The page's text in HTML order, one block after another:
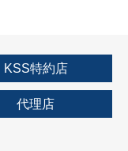
KSS特約店
代理店